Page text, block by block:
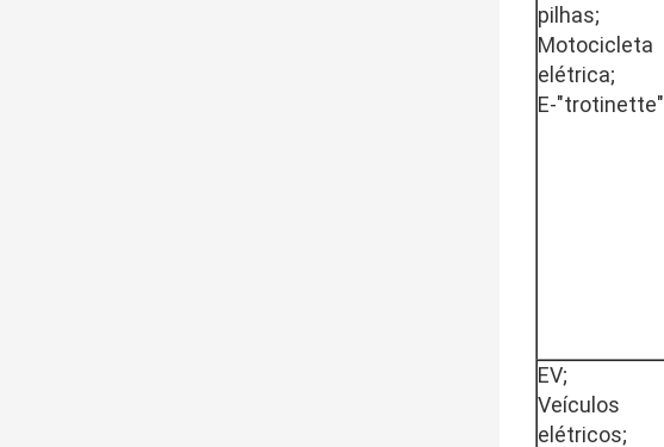
pilhas;
Motocicleta
elétrica;
E-"trotinette"
EV;
Veículos
elétricos;